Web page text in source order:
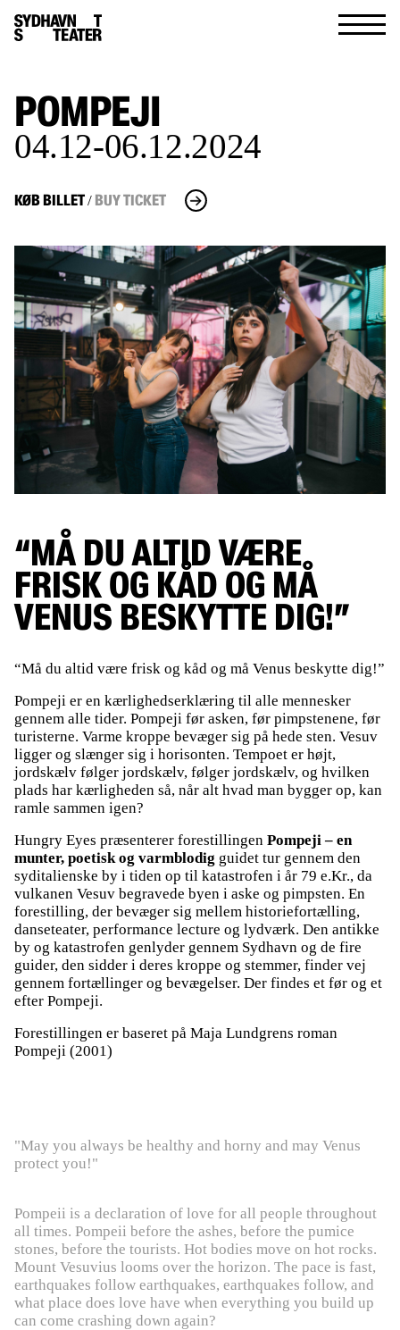
POMPEJI
04.12-06.12.2024
KØB BILLET/ BUY TICKET
“MÅ DU ALTID VÆRE
FRISK OG KÅD OG MÅ
VENUS BESKYTTE DIG!”
“Må du altid være frisk og kåd og må Venus beskytte dig!”
Pompeji er en kærlighedserklæring til alle mennesker
gennem alle tider. Pompeji før asken, før pimpstenene, før
turisterne. Varme kroppe bevæger sig på hede sten. Vesuv
ligger og slænger sig i horisonten. Tempoet er højt,
jordskælv følger jordskælv, følger jordskælv, og hvilken
plads har kærligheden så, når alt hvad man bygger op, kan
ramle sammen igen?
Hungry Eyes præsenterer forestillingen Pompeji – en
munter, poetisk og varmblodig guidet tur gennem den
syditalienske by i tiden op til katastrofen i år 79 e.Kr., da
vulkanen Vesuv begravede byen i aske og pimpsten. En
forestilling, der bevæger sig mellem historiefortælling,
danseteater, performance lecture og lydværk. Den antikke
by og katastrofen genlyder gennem Sydhavn og de fire
guider, den sidder i deres kroppe og stemmer, finder vej
gennem fortællinger og bevægelser. Der findes et før og et
efter Pompeji.
Forestillingen er baseret på Maja Lundgrens roman
Pompeji (2001)
"May you always be healthy and horny and may Venus
protect you!"
Pompeii is a declaration of love for all people throughout
all times. Pompeii before the ashes, before the pumice
stones, before the tourists. Hot bodies move on hot rocks.
Mount Vesuvius looms over the horizon. The pace is fast,
earthquakes follow earthquakes, earthquakes follow, and
what place does love have when everything you build up
can come crashing down again?